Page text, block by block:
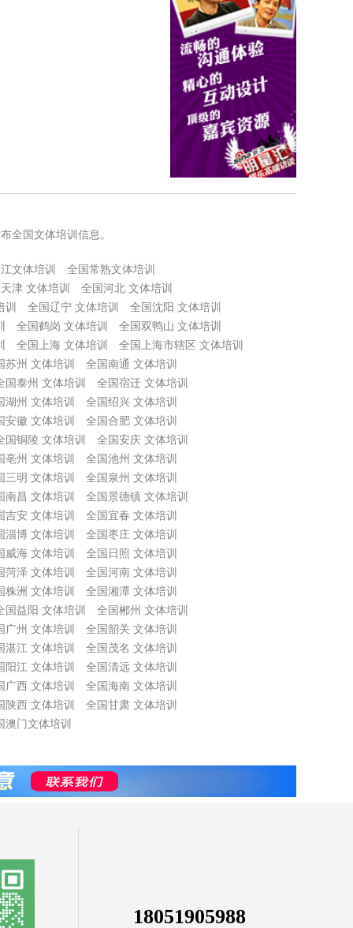
全国文体培训信息。
文体培训
全国常熟文体培训
津 文体培训
全国河北 文体培训
全国辽宁 文体培训
全国沈阳 文体培训
全国鹤岗 文体培训
全国双鸭山 文体培训
全国上海 文体培训
全国上海市辖区 文体培训
苏州 文体培训
全国南通 文体培训
国泰州 文体培训
全国宿迁 文体培训
湖州 文体培训
全国绍兴 文体培训
安徽 文体培训
全国合肥 文体培训
国铜陵 文体培训
全国安庆 文体培训
亳州 文体培训
全国池州 文体培训
三明 文体培训
全国泉州 文体培训
南昌 文体培训
全国景德镇 文体培训
吉安 文体培训
全国宜春 文体培训
淄博 文体培训
全国枣庄 文体培训
威海 文体培训
全国日照 文体培训
菏泽 文体培训
全国河南 文体培训
株洲 文体培训
全国湘潭 文体培训
国益阳 文体培训
全国郴州 文体培训
广州 文体培训
全国韶关 文体培训
湛江 文体培训
全国茂名 文体培训
阳江 文体培训
全国清远 文体培训
广西 文体培训
全国海南 文体培训
陕西 文体培训
全国甘肃 文体培训
澳门文体培训
18051905988